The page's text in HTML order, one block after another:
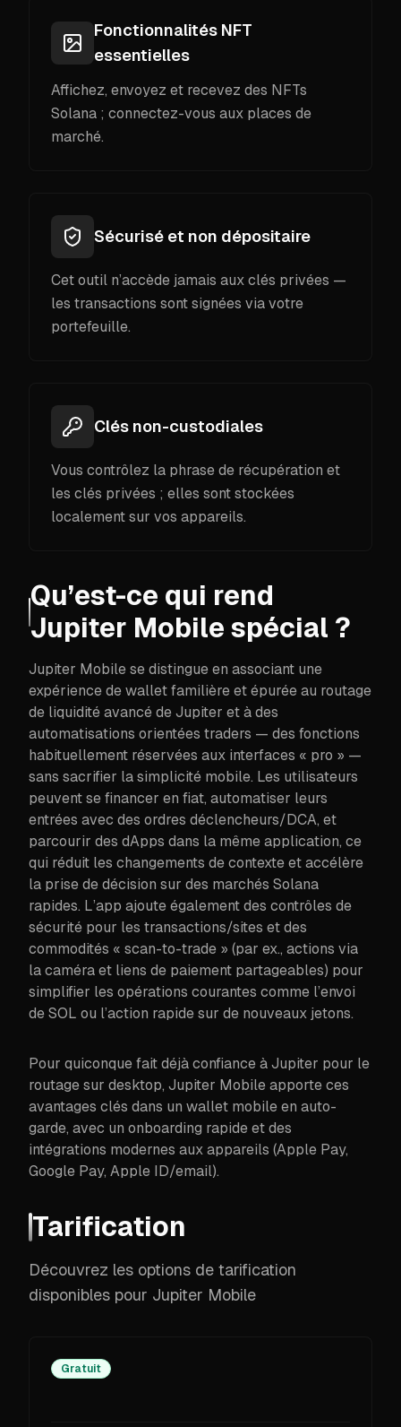
Fonctionnalités NFT
essentielles
Affichez, envoyez et recevez des NFTs
Solana ; connectez-vous aux places de
marché.
Sécurisé et non dépositaire
Cet outil n’accède jamais aux clés privées —
les transactions sont signées via votre
portefeuille.
Clés non-custodiales
Vous contrôlez la phrase de récupération et
les clés privées ; elles sont stockées
localement sur vos appareils.
Qu’est-ce qui rend
Jupiter Mobile spécial ?
Jupiter Mobile se distingue en associant une
expérience de wallet familière et épurée au routage
de liquidité avancé de Jupiter et à des
automatisations orientées traders — des fonctions
habituellement réservées aux interfaces « pro » —
sans sacrifier la simplicité mobile. Les utilisateurs
peuvent se financer en fiat, automatiser leurs
entrées avec des ordres déclencheurs/DCA, et
parcourir des dApps dans la même application, ce
qui réduit les changements de contexte et accélère
la prise de décision sur des marchés Solana
rapides. L’app ajoute également des contrôles de
sécurité pour les transactions/sites et des
commodités « scan-to-trade » (par ex., actions via
la caméra et liens de paiement partageables) pour
simplifier les opérations courantes comme l’envoi
de SOL ou l’action rapide sur de nouveaux jetons.
Pour quiconque fait déjà confiance à Jupiter pour le
routage sur desktop, Jupiter Mobile apporte ces
avantages clés dans un wallet mobile en auto-
garde, avec un onboarding rapide et des
intégrations modernes aux appareils (Apple Pay,
Google Pay, Apple ID/email).
Tarification
Découvrez les options de tarification
disponibles pour Jupiter Mobile
Gratuit